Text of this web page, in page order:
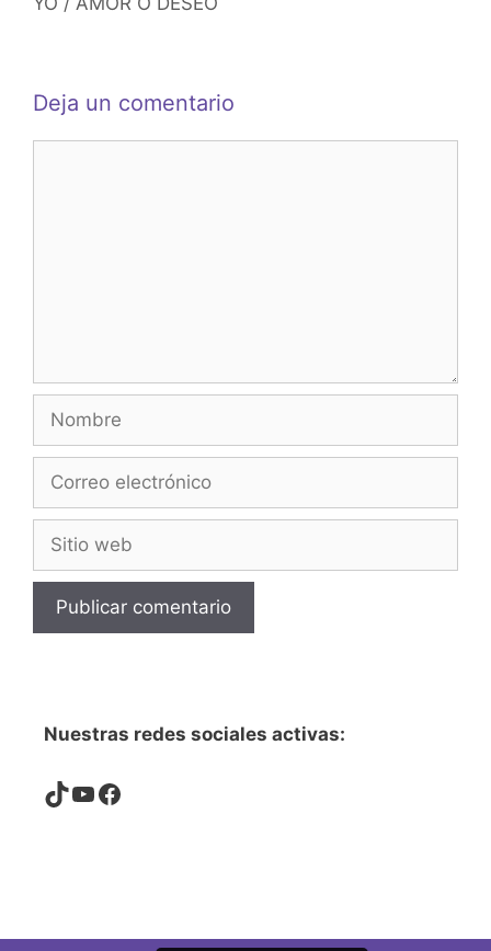
Deja un comentario
electrónico
web
Nuestras redes sociales activas:
TikTok
YouTube
Facebook